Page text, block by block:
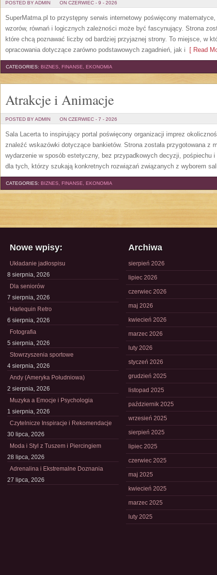
POSTED BY ADMIN ON CZERWIEC - 9 - 2026
SuperMatma.pl to przystępny serwis internetowy poświęcony
wzorów, równań i logicznych zależności może być fascynujący. Strona
które chcą poznawać liczby od bardziej przyjaznej strony. To miejsce, w
opracowania dotyczące zarówno podstawowych zagadnień, jak i [ Read
CATEGORIES: BIZNES, FINANSE, EKONOMIA
Atrakcje i Animacje
POSTED BY ADMIN ON CZERWIEC - 7 - 2026
Sala Lacerta to inspirujący portal poświęcony organizacji imprez
znaleźć wskazówki dotyczące bankietów. Strona została przygotowana z
wydarzenie w sposób estetyczny, bez przypadkowych decyzji, pośpiechu
dla tych, którzy szukają konkretnych rozwiązań związanych z wyborem
CATEGORIES: BIZNES, FINANSE, EKONOMIA
Nowe wpisy:
Układanie jadłospisu
8 sierpnia, 2026
Dla seniorów
7 sierpnia, 2026
Harlequin Retro
6 sierpnia, 2026
Fotografia
5 sierpnia, 2026
Stowrzyszenia sportowe
4 sierpnia, 2026
Andy (Ameryka Południowa)
2 sierpnia, 2026
Muzyka a Emocje i Psychologia
1 sierpnia, 2026
Czytelnicze Inspiracje i Rekomendacje
30 lipca, 2026
Moda i Styl z Tuszem i Piercingiem
28 lipca, 2026
Adrenalina i Ekstremalne Doznania
27 lipca, 2026
Archiwa
sierpień 2026
lipiec 2026
czerwiec 2026
maj 2026
kwiecień 2026
marzec 2026
luty 2026
styczeń 2026
grudzień 2025
listopad 2025
październik 2025
wrzesień 2025
sierpień 2025
lipiec 2025
czerwiec 2025
maj 2025
kwiecień 2025
marzec 2025
luty 2025